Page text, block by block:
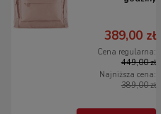
389,00 zł
Cena regularna:
449,00 zł
Najniższa cena:
389,00 zł